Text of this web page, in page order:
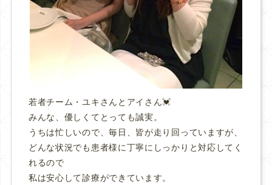
若者チーム・ユキさんとアイさん💓
みんな、優しくてとっても誠実。
うちは忙しいので、毎日、皆が走り回っていますが、
どんな状況でも患者様に丁寧にしっかりと対応してく
れるので
私は安心して診療ができています。